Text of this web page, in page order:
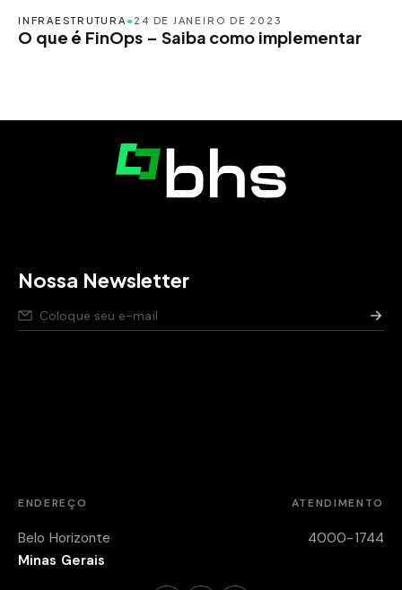
INFRAESTRUTURA • 24 DE JANEIRO DE 2023
O que é FinOps – Saiba como implementar
Nossa Newsletter
ENDEREÇO
Belo Horizonte
Minas Gerais
ATENDIMENTO
4000-1744